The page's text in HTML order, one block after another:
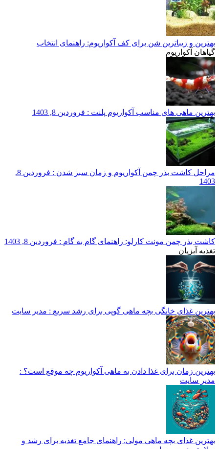
بهترین و زیباترین شن برای کف آکواریوم: راهنمای انتخاب
گیاهان آکواریوم
بهترین ماهی های مناسب آکواریوم پلنت : فروردین 8, 1403
مراحل کاشت بذر چمن آکواریوم و زمان سبز شدن
: فروردین 8,
1403
کاشت بذر چمن مونت کارلو: راهنمای گام به گام : فروردین 8, 1403
تغذیه آبزیان
بهترین غذای خانگی بچه ماهی گوپی برای رشد سریع : مدیر سایت
بهترین زمان برای غذا دادن به ماهی آکواریوم چه موقع است؟ :
مدیر سایت
بهترین غذای بچه ماهی مولی: راهنمای جامع تغذیه برای رشد و